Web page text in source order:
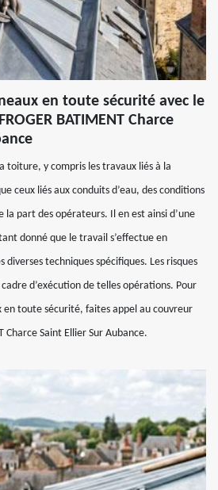
en toute sécurité avec le
BATIMENT Charce
toiture, y compris les travaux liés à la
ceux liés aux conduits d’eau, des conditions
la part des opérateurs. Il en est ainsi d’une
donné que le travail s’effectue en
techniques spécifiques. Les risques
d’exécution de telles opérations. Pour
en toute sécurité, faites appel au couvreur
Charce Saint Ellier Sur Aubance.